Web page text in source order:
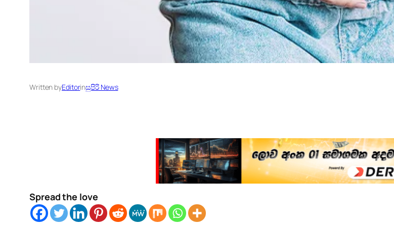
Written byEditorinසුපිරි News
Spread the love